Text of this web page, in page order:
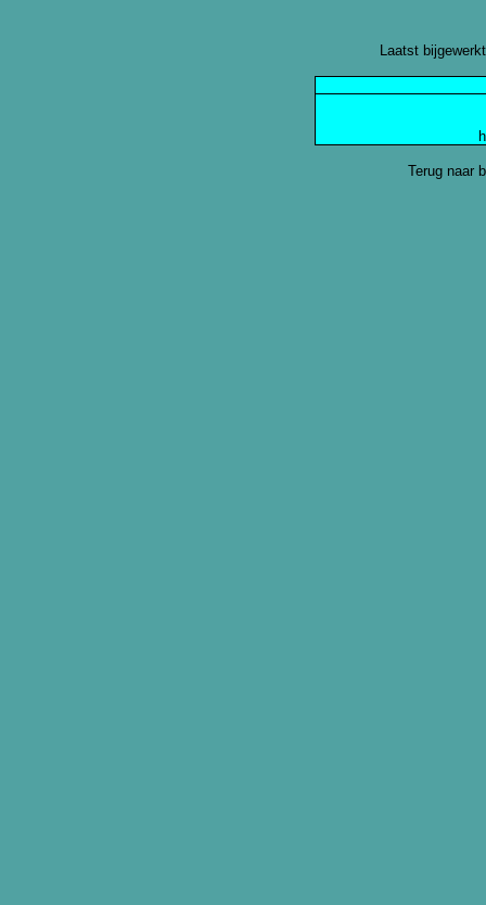
Laatst
Terug naar